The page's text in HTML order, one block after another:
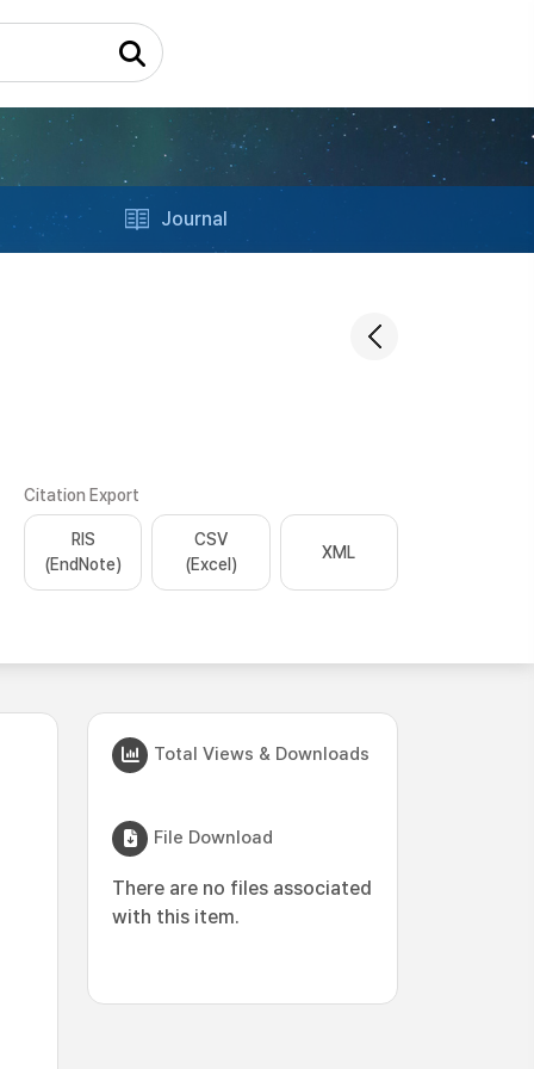
Journal
Citation Export
RIS
(EndNote)
CSV
(Excel)
XML
Total Views & Downloads
File Download
There are no files associated
with this item.